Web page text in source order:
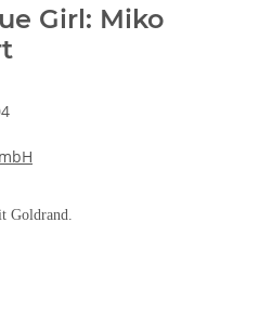
Girl: Miko
Goldrand.